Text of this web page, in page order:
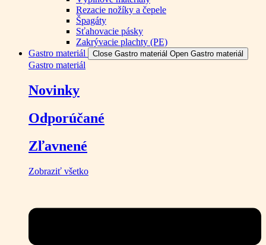
Rezacie nožíky a čepele
Špagáty
Sťahovacie pásky
Zakrývacie plachty (PE)
Gastro materiál
Close Gastro materiál Open Gastro materiál
Gastro materiál
Novinky
Odporúčané
Zľavnené
Zobraziť všetko